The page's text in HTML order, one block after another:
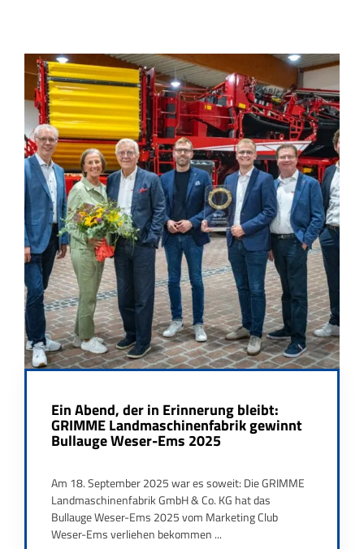
Ein Abend, der in Erinnerung bleibt:
GRIMME Landmaschinenfabrik gewinnt
Bullauge Weser-Ems 2025
Am 18. September 2025 war es soweit: Die GRIMME
Landmaschinenfabrik GmbH & Co. KG hat das
Bullauge Weser-Ems 2025 vom Marketing Club
Weser-Ems verliehen bekommen ...